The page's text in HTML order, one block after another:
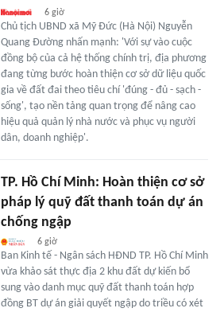
6 giờ
Chủ tịch UBND xã Mỹ Đức (Hà Nội) Nguyễn
Quang Đường nhấn mạnh: 'Với sự vào cuộc
đồng bộ của cả hệ thống chính trị, địa phương
đang từng bước hoàn thiện cơ sở dữ liệu quốc
gia về đất đai theo tiêu chí 'đúng - đủ - sạch -
sống', tạo nền tảng quan trọng để nâng cao
hiệu quả quản lý nhà nước và phục vụ người
dân, doanh nghiệp'.
TP. Hồ Chí Minh: Hoàn thiện cơ sở
pháp lý quỹ đất thanh toán dự án
chống ngập
6 giờ
Ban Kinh tế - Ngân sách HĐND TP. Hồ Chí Minh
vừa khảo sát thực địa 2 khu đất dự kiến bổ
sung vào danh mục quỹ đất thanh toán hợp
đồng BT dự án giải quyết ngập do triều có xét